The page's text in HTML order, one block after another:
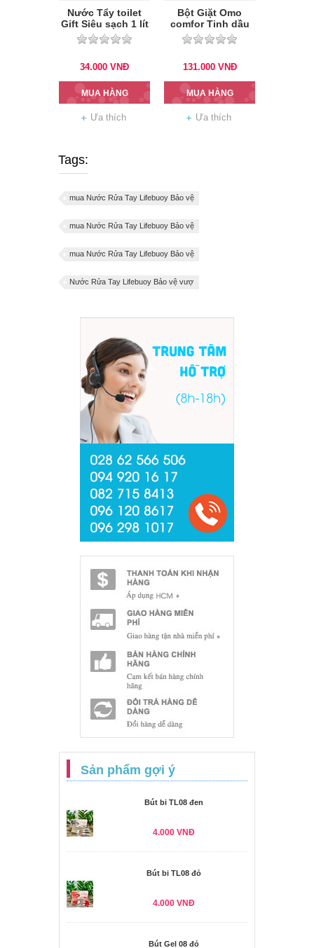
Nước Tẩy toilet
Gift Siêu sạch 1 lít
34.000 VNĐ
MUA HÀNG
Ưa thích
Bột Giặt Omo
comfor Tinh dầu
thơm 2.7kg
131.000 VNĐ
MUA HÀNG
Ưa thích
Tags:
mua Nước Rửa Tay Lifebuoy Bảo vệ
mua Nước Rửa Tay Lifebuoy Bảo vệ
mua Nước Rửa Tay Lifebuoy Bảo vệ
Nước Rửa Tay Lifebuoy Bảo vệ vượ
Sản phẩm gợi ý
Bút bi TL08 đen
4.000 VNĐ
Bút bi TL08 đỏ
4.000 VNĐ
Bút Gel 08 đỏ